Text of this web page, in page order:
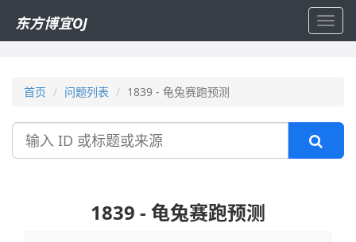
东方博宜OJ
首页 问题列表 1839 - 龟兔赛跑预测
搜
1839 - 龟兔赛跑预测